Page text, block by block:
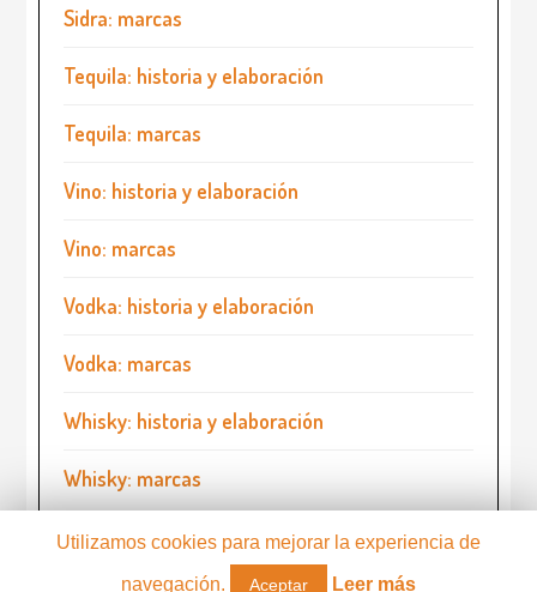
Sidra: marcas
Tequila: historia y elaboración
Tequila: marcas
Vino: historia y elaboración
Vino: marcas
Vodka: historia y elaboración
Vodka: marcas
Whisky: historia y elaboración
Whisky: marcas
Utilizamos cookies para mejorar la experiencia de
navegación. Aceptar Leer más